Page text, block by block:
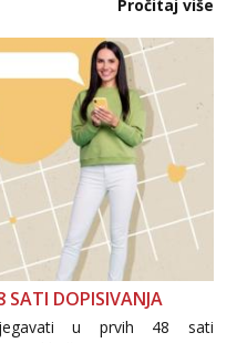
Pročitaj više
SATI DOPISIVANJA
u prvih 48 sati